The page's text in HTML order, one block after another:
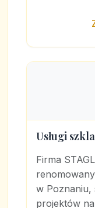
Usługi
Firma
w Poznaniu,
projektów